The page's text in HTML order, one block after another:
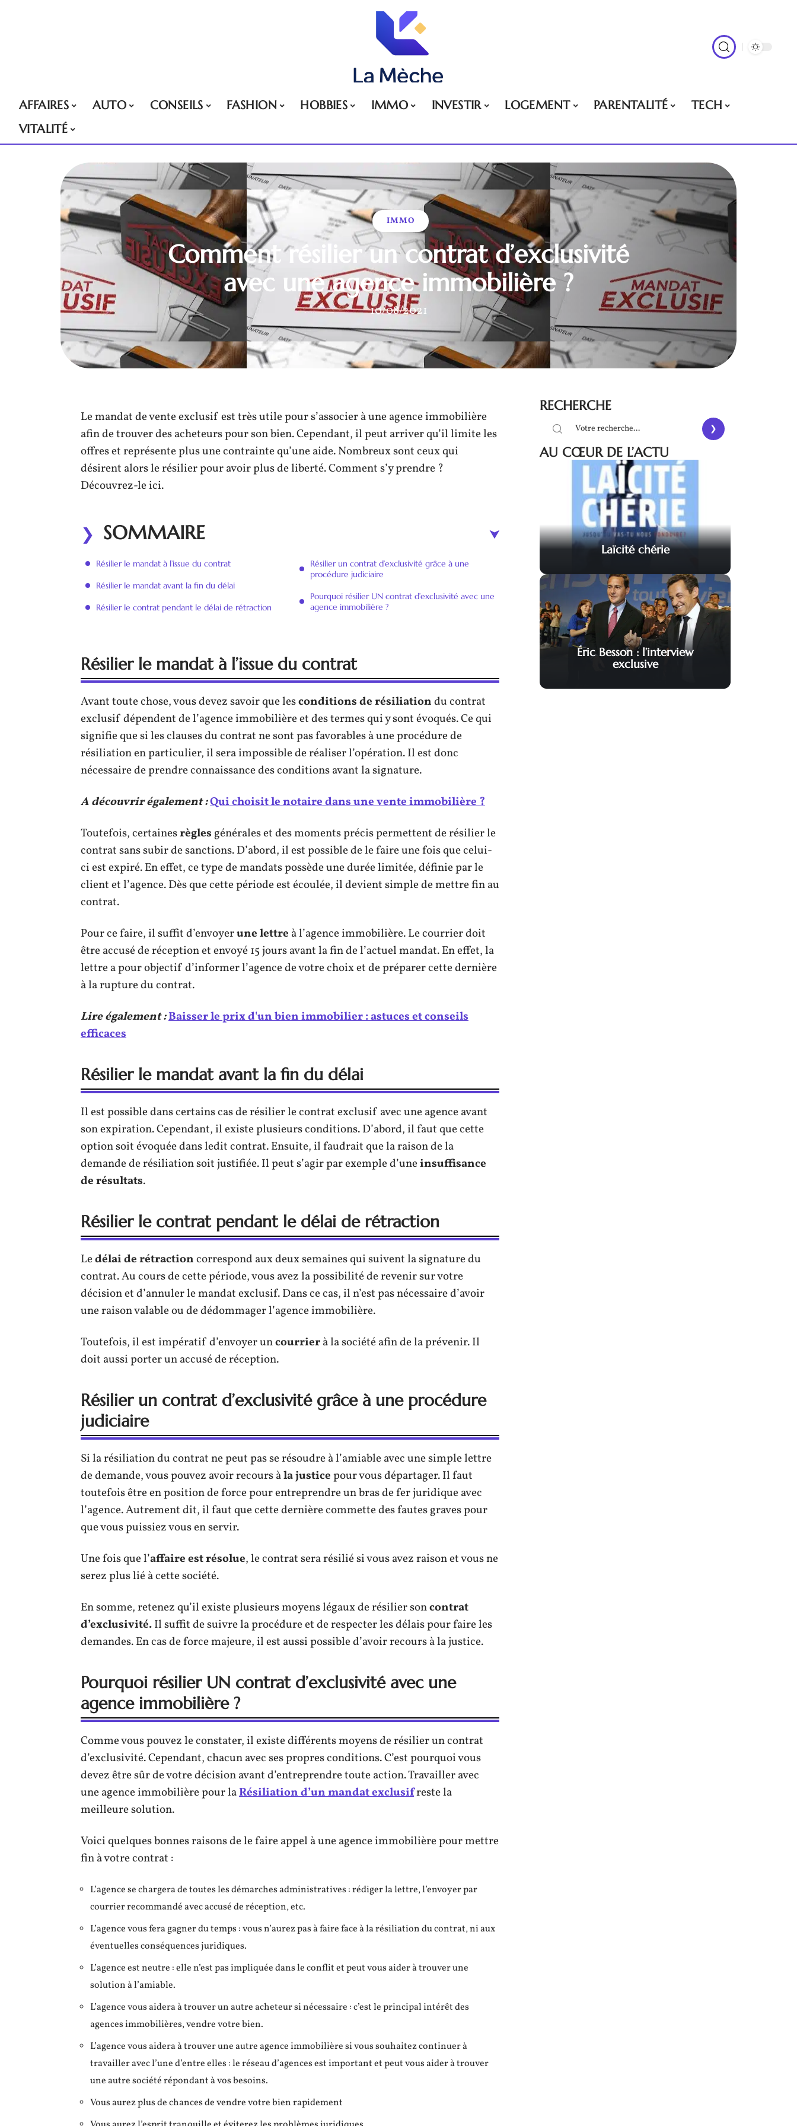
AFFAIRES AUTO CONSEILS FASHION HOBBIES IMMO INVESTIR LOGEMENT PARENTALITÉ
TECH
VITALITÉ
IMMO
Comment résilier un contrat d’exclusivité
avec une agence immobilière ?
10/08/2021
Le mandat de vente exclusif est très utile pour s’associer à une agence immobilière
afin de trouver des acheteurs pour son bien. Cependant, il peut arriver qu’il limite les
offres et représente plus une contrainte qu’une aide. Nombreux sont ceux qui
désirent alors le résilier pour avoir plus de liberté. Comment s’y prendre ?
Découvrez-le ici.
SOMMAIRE
Résilier le mandat à l’issue du contrat
Résilier le mandat avant la fin du délai
Résilier le contrat pendant le délai de rétraction
Résilier un contrat d’exclusivité grâce à une
procédure judiciaire
Pourquoi résilier UN contrat d’exclusivité avec une
agence immobilière ?
Résilier le mandat à l’issue du contrat
Avant toute chose, vous devez savoir que lesconditionsderésiliationdu contrat
exclusif dépendent de l’agence immobilière et des termes qui y sont évoqués. Ce qui
signifie que si les clauses du contrat ne sont pas favorables à une procédure de
résiliation en particulier, il sera impossible de réaliser l’opération. Il est donc
nécessaire de prendre connaissance des conditions avant la signature.
A découvrir également :Qui choisit le notaire dans une vente immobilière ?
Toutefois, certainesrègles générales et des moments précis permettent de résilier le
contrat sans subir de sanctions. D’abord, il est possible de le faire une fois que celui-
ci est expiré. En effet, ce type de mandats possède une durée limitée, définie par le
client et l’agence. Dès que cette période est écoulée, il devient simple de mettre fin au
contrat.
Pour ce faire, il suffit d’envoyerune lettre à l’agence immobilière. Le courrier doit
être accusé de réception et envoyé 15 jours avant la fin de l’actuel mandat. En effet, la
lettre a pour objectif d’informer l’agence de votre choix et de préparer cette dernière
à la rupture du contrat.
Lire également :Baisser le prix d'un bien immobilier : astuces et conseils
efficaces
Résilier le mandat avant la fin du délai
Il est possible dans certains cas de résilier le contrat exclusif avec une agence avant
son expiration. Cependant, il existe plusieurs conditions. D’abord, il faut que cette
option soit évoquée dans ledit contrat. Ensuite, il faudrait que la raison de la
demande de résiliation soit justifiée. Il peut s’agir par exemple d’uneinsuffisance
de résultats.
Résilier le contrat pendant le délai de rétraction
Ledélai de rétractioncorrespond aux deux semaines qui suivent la signature du
contrat. Au cours de cette période, vous avez la possibilité de revenir sur votre
décision et d’annuler le mandat exclusif. Dans ce cas, il n’est pas nécessaire d’avoir
une raison valable ou de dédommager l’agence immobilière.
Toutefois, il est impératif d’envoyer uncourrierà la société afin de la prévenir. Il
doit aussi porter un accusé de réception.
Résilier un contrat d’exclusivité grâce à une procédure
judiciaire
Si la résiliation du contrat ne peut pas se résoudre à l’amiable avec une simple lettre
de demande, vous pouvez avoir recours àla justicepour vous départager. Il faut
toutefois être en position de force pour entreprendre un bras de fer juridique avec
l’agence. Autrement dit, il faut que cette dernière commette des fautes graves pour
que vous puissiez vous en servir.
Une fois que l’affaireest résolue, le contrat sera résilié si vous avez raison et vous ne
serez plus lié à cette société.
En somme, retenez qu’il existe plusieurs moyens légaux de résilier soncontrat
d’exclusivité.Il suffit de suivre la procédure et de respecter les délais pour faire les
demandes. En cas de force majeure, il est aussi possible d’avoir recours à la justice.
Pourquoi résilier UN contrat d’exclusivité avec une
agence immobilière ?
Comme vous pouvez le constater, il existe différents moyens de résilier un contrat
d’exclusivité. Cependant, chacun avec ses propres conditions. C’est pourquoi vous
devez être sûr de votre décision avant d’entreprendre toute action. Travailler avec
une agence immobilière pour laRésiliation d’un mandat exclusifreste la
meilleure solution.
Voici quelques bonnes raisons de le faire appel à une agence immobilière pour mettre
fin à votre contrat :
L’agence se chargera de toutes les démarches administratives : rédiger la lettre, l’envoyer par
courrier recommandé avec accusé de réception, etc.
L’agence vous fera gagner du temps : vous n’aurez pas à faire face à la résiliation du contrat, ni aux
éventuelles conséquences juridiques.
L’agence est neutre : elle n’est pas impliquée dans le conflit et peut vous aider à trouver une
solution à l’amiable.
L’agence vous aidera à trouver un autre acheteur si nécessaire : c’est le principal intérêt des
agences immobilières, vendre votre bien.
L’agence vous aidera à trouver une autre agence immobilière si vous souhaitez continuer à
travailler avec l’une d’entre elles : le réseau d’agences est important et peut vous aider à trouver
une autre société répondant à vos besoins.
Vous aurez plus de chances de vendre votre bien rapidement
RECHERCHE
AU CŒUR DE L’ACTU
Laïcité chérie
Éric Besson : l’interview
exclusive